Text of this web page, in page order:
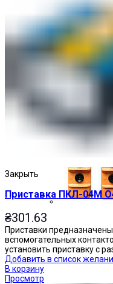
Кнопочные
Закрыть
Приставка ПКЛ-04М
₴301.63
Приставки
вспомогательных
установить приставку с
Добавить в список
В корзину
Просмотр